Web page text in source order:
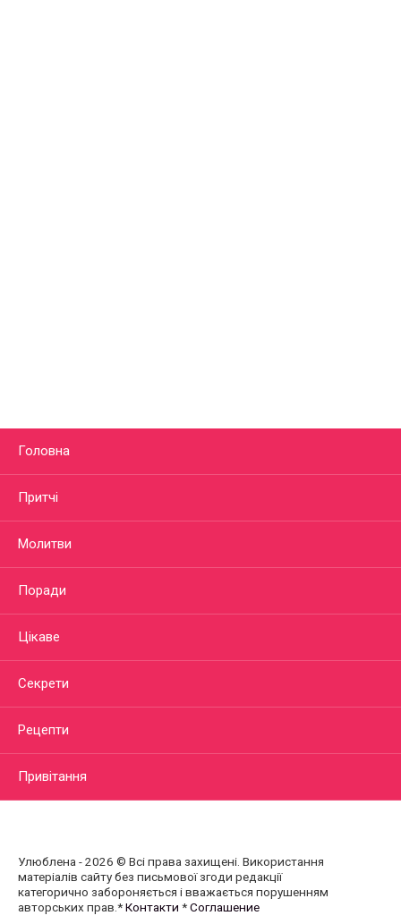
Головна
Притчі
Молитви
Поради
Цікаве
Секрети
Рецепти
Привітання
Улюблена - 2026 © Всі права захищені. Використання
матеріалів сайту без письмової згоди редакції
категорично забороняється і вважається порушенням
авторських прав.*Контакти *Соглашение